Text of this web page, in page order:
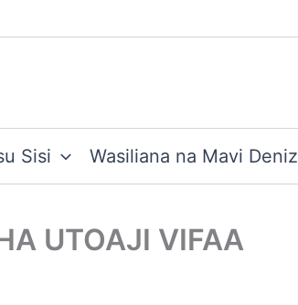
Sisi Wasiliana na Mavi Deniz
UTOAJI VIFAA